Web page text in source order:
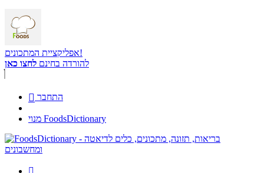
אפליקציית המתכונים!
להורדה בחינם לחצו כאן
 התחבר
מנוי FoodsDictionary